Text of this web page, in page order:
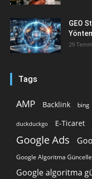
GEO
29
Tags
AMP Backlink bing
duckduckgo E-Ticaret
Google Ads
Google Algoritma
Google algoritma